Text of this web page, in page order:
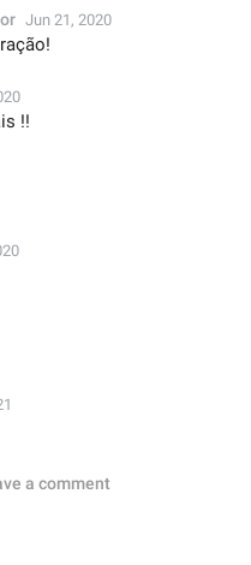
Jun 21, 2020
!!
a comment